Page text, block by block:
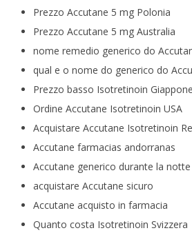
Prezzo Accutane 5 mg Polonia
Prezzo Accutane 5 mg Australia
nome remedio generico do
qual e o nome do generico do
Prezzo basso Isotretinoin Giappone
Ordine Accutane Isotretinoin USA
Acquistare Accutane Isotretinoin
Accutane farmacias andorranas
Accutane generico durante la notte
acquistare Accutane sicuro
Accutane acquisto in farmacia
Quanto costa Isotretinoin Svizzera